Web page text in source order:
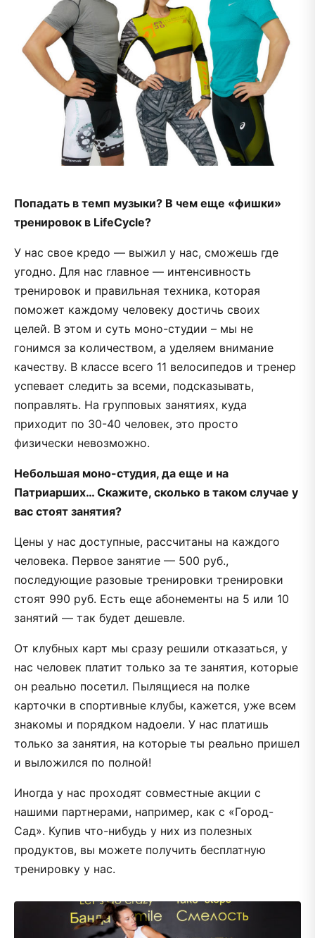
Попадать в темп музыки? В чем еще «фишки»
тренировок в LifeCycle?
У нас свое кредо — выжил у нас, сможешь где
угодно. Для нас главное — интенсивность
тренировок и правильная техника, которая
поможет каждому человеку достичь своих
целей. В этом и суть моно-студии – мы не
гонимся за количеством, а уделяем внимание
качеству. В классе всего 11 велосипедов и тренер
успевает следить за всеми, подсказывать,
поправлять. На групповых занятиях, куда
приходит по 30-40 человек, это просто
физически невозможно.
Небольшая моно-студия, да еще и на
Патриарших… Скажите, сколько в таком случае у
вас стоят занятия?
Цены у нас доступные, рассчитаны на каждого
человека. Первое занятие — 500 руб.,
последующие разовые тренировки тренировки
стоят 990 руб. Есть еще абонементы на 5 или 10
занятий — так будет дешевле.
От клубных карт мы сразу решили отказаться, у
нас человек платит только за те занятия, которые
он реально посетил. Пылящиеся на полке
карточки в спортивные клубы, кажется, уже всем
знакомы и порядком надоели. У нас платишь
только за занятия, на которые ты реально пришел
и выложился по полной!
Иногда у нас проходят совместные акции с
нашими партнерами, например, как с «Город-
Сад». Купив что-нибудь у них из полезных
продуктов, вы можете получить бесплатную
тренировку у нас.